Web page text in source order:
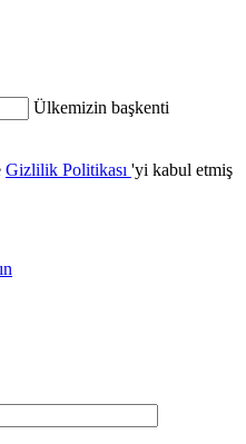
Ülkemizin başkenti
Gizlilik Politikası 'yi kabul etmiş